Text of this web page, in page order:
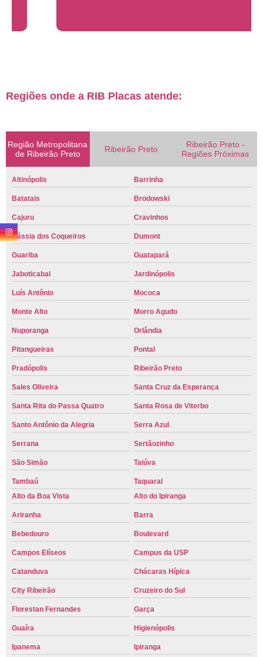
Regiões onde a RIB Placas atende:
Região Metropolitana
de Ribeirão Preto
Ribeirão Preto
Ribeirão Preto -
Regiões Próximas
Altinópolis Barrinha
Batatais Brodowski
Cajuru Cravinhos
Cássia dos Coqueiros Dumont
Guariba Guatapará
Jaboticabal Jardinópolis
Luís Antônio Mococa
Monte Alto Morro Agudo
Nuporanga Orlândia
Pitangueiras Pontal
Pradópolis Ribeirão Preto
Sales Oliveira Santa Cruz da Esperança
Santa Rita do Passa Quatro Santa Rosa de Viterbo
Santo Antônio da Alegria Serra Azul
Serrana Sertãozinho
São Simão Taiúva
Tambaú
Taquaral
Alto da Boa Vista
Alto do Ipiranga
Ariranha Barra
Bebedouro Boulevard
Campos Elíseos Campus da USP
Catanduva Chácaras Hípica
City Ribeirão Cruzeiro do Sul
Florestan Fernandes Garça
Guaíra Higienópolis
Ipanema Ipiranga